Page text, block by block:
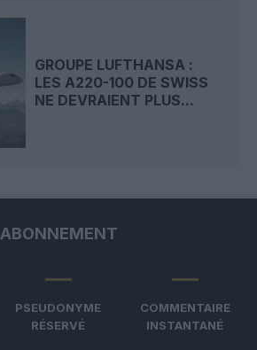
GROUPE LUFTHANSA :
LES A220-100 DE SWISS
NE DEVRAIENT PLUS...
ABONNEMENT
PSEUDONYME
RÉSERVÉ
COMMENTAIRE
INSTANTANÉ